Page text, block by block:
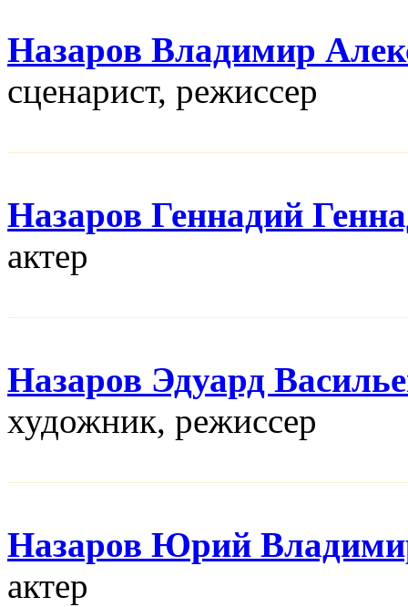
Назаров Владимир
сценарист, режисcер
Назаров Геннадий
актер
Назаров Эдуард
художник, режисcер
Назаров Юрий
актер